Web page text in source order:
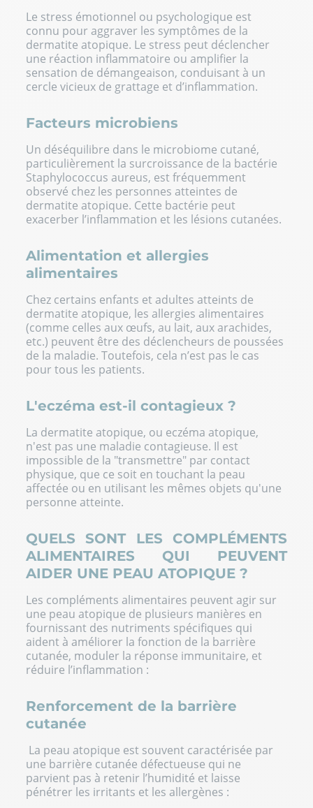
Le stress émotionnel ou psychologique est
connu pour aggraver les symptômes de la
dermatite atopique. Le stress peut déclencher
une réaction inflammatoire ou amplifier la
sensation de démangeaison, conduisant à un
cercle vicieux de grattage et d’inflammation.
Facteurs microbiens
Un déséquilibre dans le microbiome cutané,
particulièrement la surcroissance de la bactérie
Staphylococcus aureus, est fréquemment
observé chez les personnes atteintes de
dermatite atopique. Cette bactérie peut
exacerber l’inflammation et les lésions cutanées.
Alimentation et allergies
alimentaires
Chez certains enfants et adultes atteints de
dermatite atopique, les allergies alimentaires
(comme celles aux œufs, au lait, aux arachides,
etc.) peuvent être des déclencheurs de poussées
de la maladie. Toutefois, cela n’est pas le cas
pour tous les patients.
L'eczéma est-il contagieux ?
La dermatite atopique, ou eczéma atopique,
n'est pas une maladie contagieuse. Il est
impossible de la "transmettre" par contact
physique, que ce soit en touchant la peau
affectée ou en utilisant les mêmes objets qu'une
personne atteinte.
QUELS SONT LES COMPLÉMENTS
ALIMENTAIRES QUI PEUVENT
AIDER UNE PEAU ATOPIQUE ?
Les compléments alimentaires peuvent agir sur
une peau atopique de plusieurs manières en
fournissant des nutriments spécifiques qui
aident à améliorer la fonction de la barrière
cutanée, moduler la réponse immunitaire, et
réduire l’inflammation :
Renforcement de la barrière
cutanée
La peau atopique est souvent caractérisée par
une barrière cutanée défectueuse qui ne
parvient pas à retenir l’humidité et laisse
pénétrer les irritants et les allergènes :